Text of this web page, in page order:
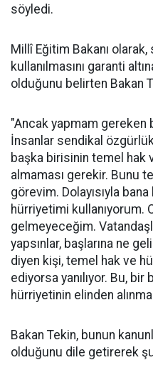
söyledi.
Millî Eğitim Bakanı
kullanılmasını garanti
olduğunu belirten Bakan
"Ancak yapmam gereken
İnsanlar sendikal
başka birisinin temel hak
almaması gerekir. Bunu
görevim. Dolayısıyla
hürriyetimi kullanıyorum.
gelmeyeceğim.
yapsınlar, başlarına ne
diyen kişi, temel hak ve
ediyorsa yanılıyor. Bu, bir
hürriyetinin elinden
Bakan Tekin, bunun
olduğunu dile getirerek